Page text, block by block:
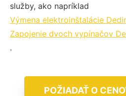
služby, ako napríklad
Výmena elektroinštalácie
Zapojenie dvoch vypínačov
.
POŽIADAŤ O